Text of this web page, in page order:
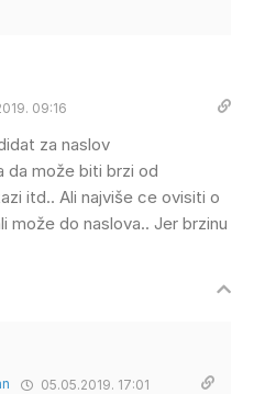
09:16
za naslov
da može biti brzi od
itd.. Ali najviše ce ovisiti o
može do naslova.. Jer brzinu
05.05.2019. 17:01